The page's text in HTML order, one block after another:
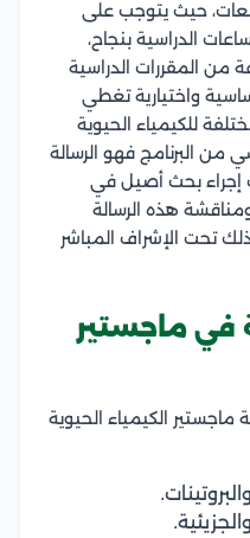
حيث يتوجب على
الدراسية بنجاح،
من المقررات الدراسية
واختيارية تغطي
للكيمياء الحيوية
من البرنامج فهو الرسالة
إجراء بحث أصيل في
هذه الرسالة
تحت الإشراف المباشر
في ماجستير
الكيمياء الحيوية